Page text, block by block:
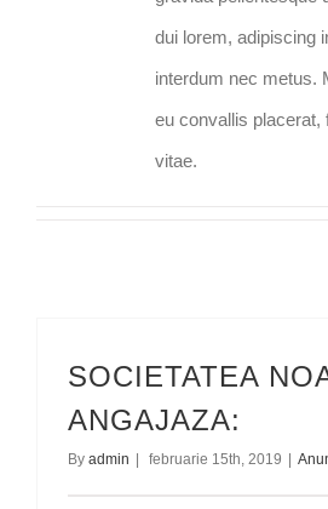
dui lorem, adipiscing
interdum nec metus.
eu convallis placerat,
vitae.
SOCIETATEA
ANGAJAZA:
By admin | februarie 15th, 2019 |